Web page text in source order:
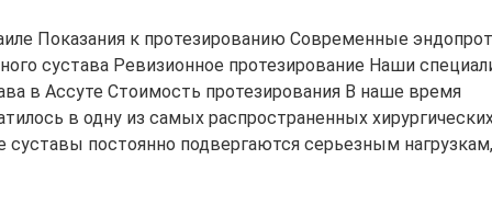
Показания к протезированию Современные
сустава Ревизионное протезирование Наши
в Ассуте Стоимость протезирования В наше время
в одну из самых распространенных
постоянно подвергаются серьезным